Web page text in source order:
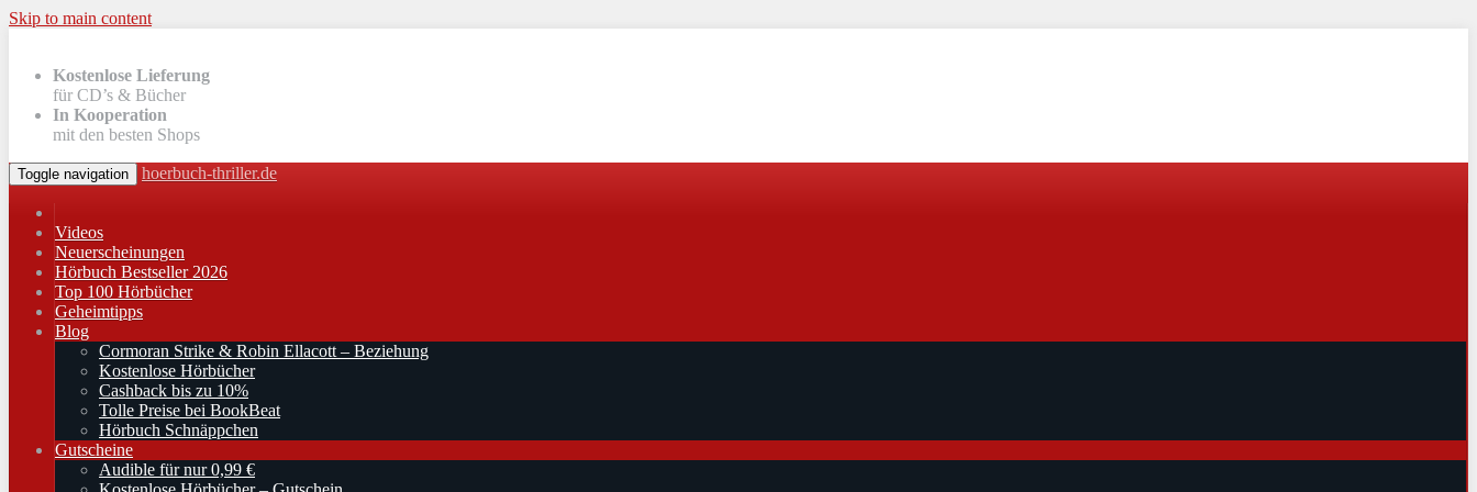
Skip to main content
Kostenlose Lieferung
für CD’s & Bücher
In Kooperation
mit den besten Shops
Toggle navigation hoerbuch-thriller.de
Videos
Neuerscheinungen
Hörbuch Bestseller 2026
Top 100 Hörbücher
Geheimtipps
Blog
Cormoran Strike & Robin Ellacott – Beziehung
Kostenlose Hörbücher
Cashback bis zu 10%
Tolle Preise bei BookBeat
Hörbuch Schnäppchen
Gutscheine
Audible für nur 0,99 €